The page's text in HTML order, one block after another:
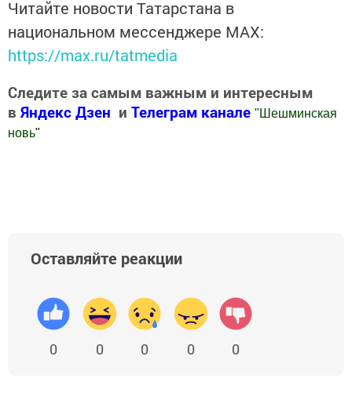
Читайте новости Татарстана в
национальном мессенджере MАХ:
https://max.ru/tatmedia
Следите за самым важным и интересным
в Яндекс Дзен и Телеграм канале " Шешминская
новь"
Оставляйте реакции
0 0 0 0 0